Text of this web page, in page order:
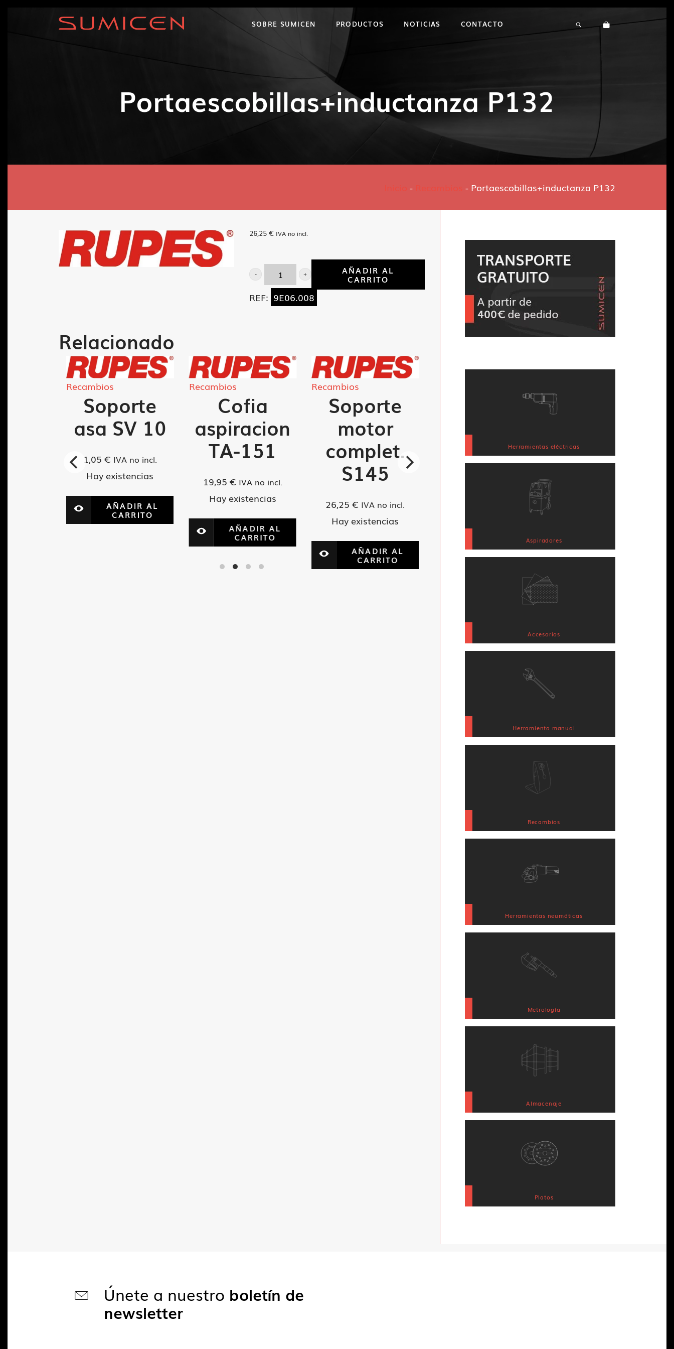
SOBRE SUMICEN PRODUCTOS NOTICIAS CONTACTO
Portaescobillas+inductanza P132
- - Portaescobillas+inductanza P132
26,25 € IVA no incl.
Portaescobillas+inductanza
P132
AÑADIR AL
CARRITO
REF: 9E06.008
Relacionado
Recambios
Soporte
asa SV 10
1,05 € IVA no incl.
Hay existencias
AÑADIR AL
CARRITO
Recambios
Cofia
aspiracion
TA-151
19,95 € IVA no incl.
Hay existencias
AÑADIR AL
CARRITO
Recambios
Soporte
motor
complet.
S145
26,25€ IVA no incl.
Hay existencias
AÑADIR AL
CARRITO
Herramientas eléctricas
Aspiradores
Accesorios
Herramienta manual
Recambios
Herramientas neumáticas
Metrología
Almacenaje
Platos
Únete a nuestro boletín de
newsletter